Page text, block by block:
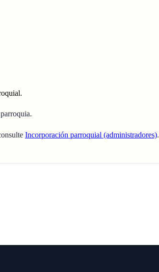
Incorporación parroquial (administradores).